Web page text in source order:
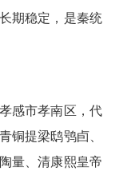
期稳定，是秦统
感市孝南区，代
铜提梁鸱鸮卣、
量、清康熙皇帝